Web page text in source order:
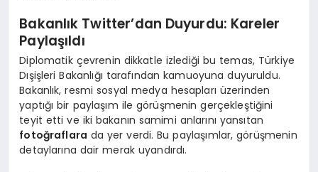
Bakanlık Twitter’dan Duyurdu: Kareler
Paylaşıldı
Diplomatik çevrenin dikkatle izlediği bu temas, Türkiye
Dışişleri Bakanlığı tarafından kamuoyuna duyuruldu.
Bakanlık, resmi sosyal medya hesapları üzerinden
yaptığı bir paylaşım ile görüşmenin gerçekleştiğini
teyit etti ve iki bakanın samimi anlarını yansıtan
fotoğraflara da yer verdi. Bu paylaşımlar, görüşmenin
detaylarına dair merak uyandırdı.